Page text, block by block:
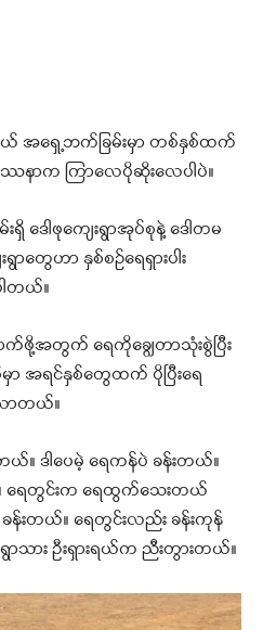
ယ် အရှေ့ဘက်ခြမ်းမှာ တစ်နှစ်ထက်
ဿနာက ကြာလေပိုဆိုးလေပါပဲ။
ဒေါဖုကျေးရွာအုပ်စုနဲ့ ဒေါတမ
ာတွေဟာ နှစ်စဉ်ရေရှားပါး
ါတယ်။
က်ဖို့အတွက် ရေကိုချွေတာသုံးစွဲပြီး
အရင်နှစ်တွေထက် ပိုပြီးရေ
လာတယ်။
ယ်။ ဒါပေမဲ့ ရေကန်ပဲ ခန်းတယ်။
ရေတွင်းက ရေထွက်သေးတယ်
းတယ်။ ရေတွင်းလည်း ခန်းကုန်
ာသား ဦးရှားရယ်က ညီးတွားတယ်။